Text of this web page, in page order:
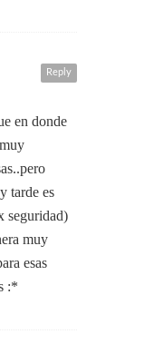
Reply
en donde
tarde es
seguridad)
muy
esas
:*